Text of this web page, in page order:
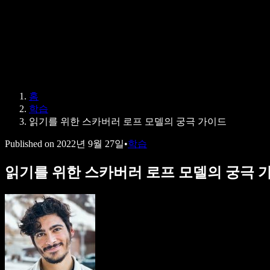
SIMBA 음성 에이전트
Speechify 개발자용
홈
학습
읽기를 위한 스카버러 로프 모델의 궁극 가이드
Published on 2022년 9월 27일•학습
읽기를 위한 스카버러 로프 모델의 궁극